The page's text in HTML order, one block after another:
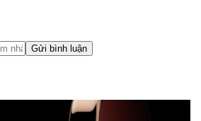
Gửi bình luận